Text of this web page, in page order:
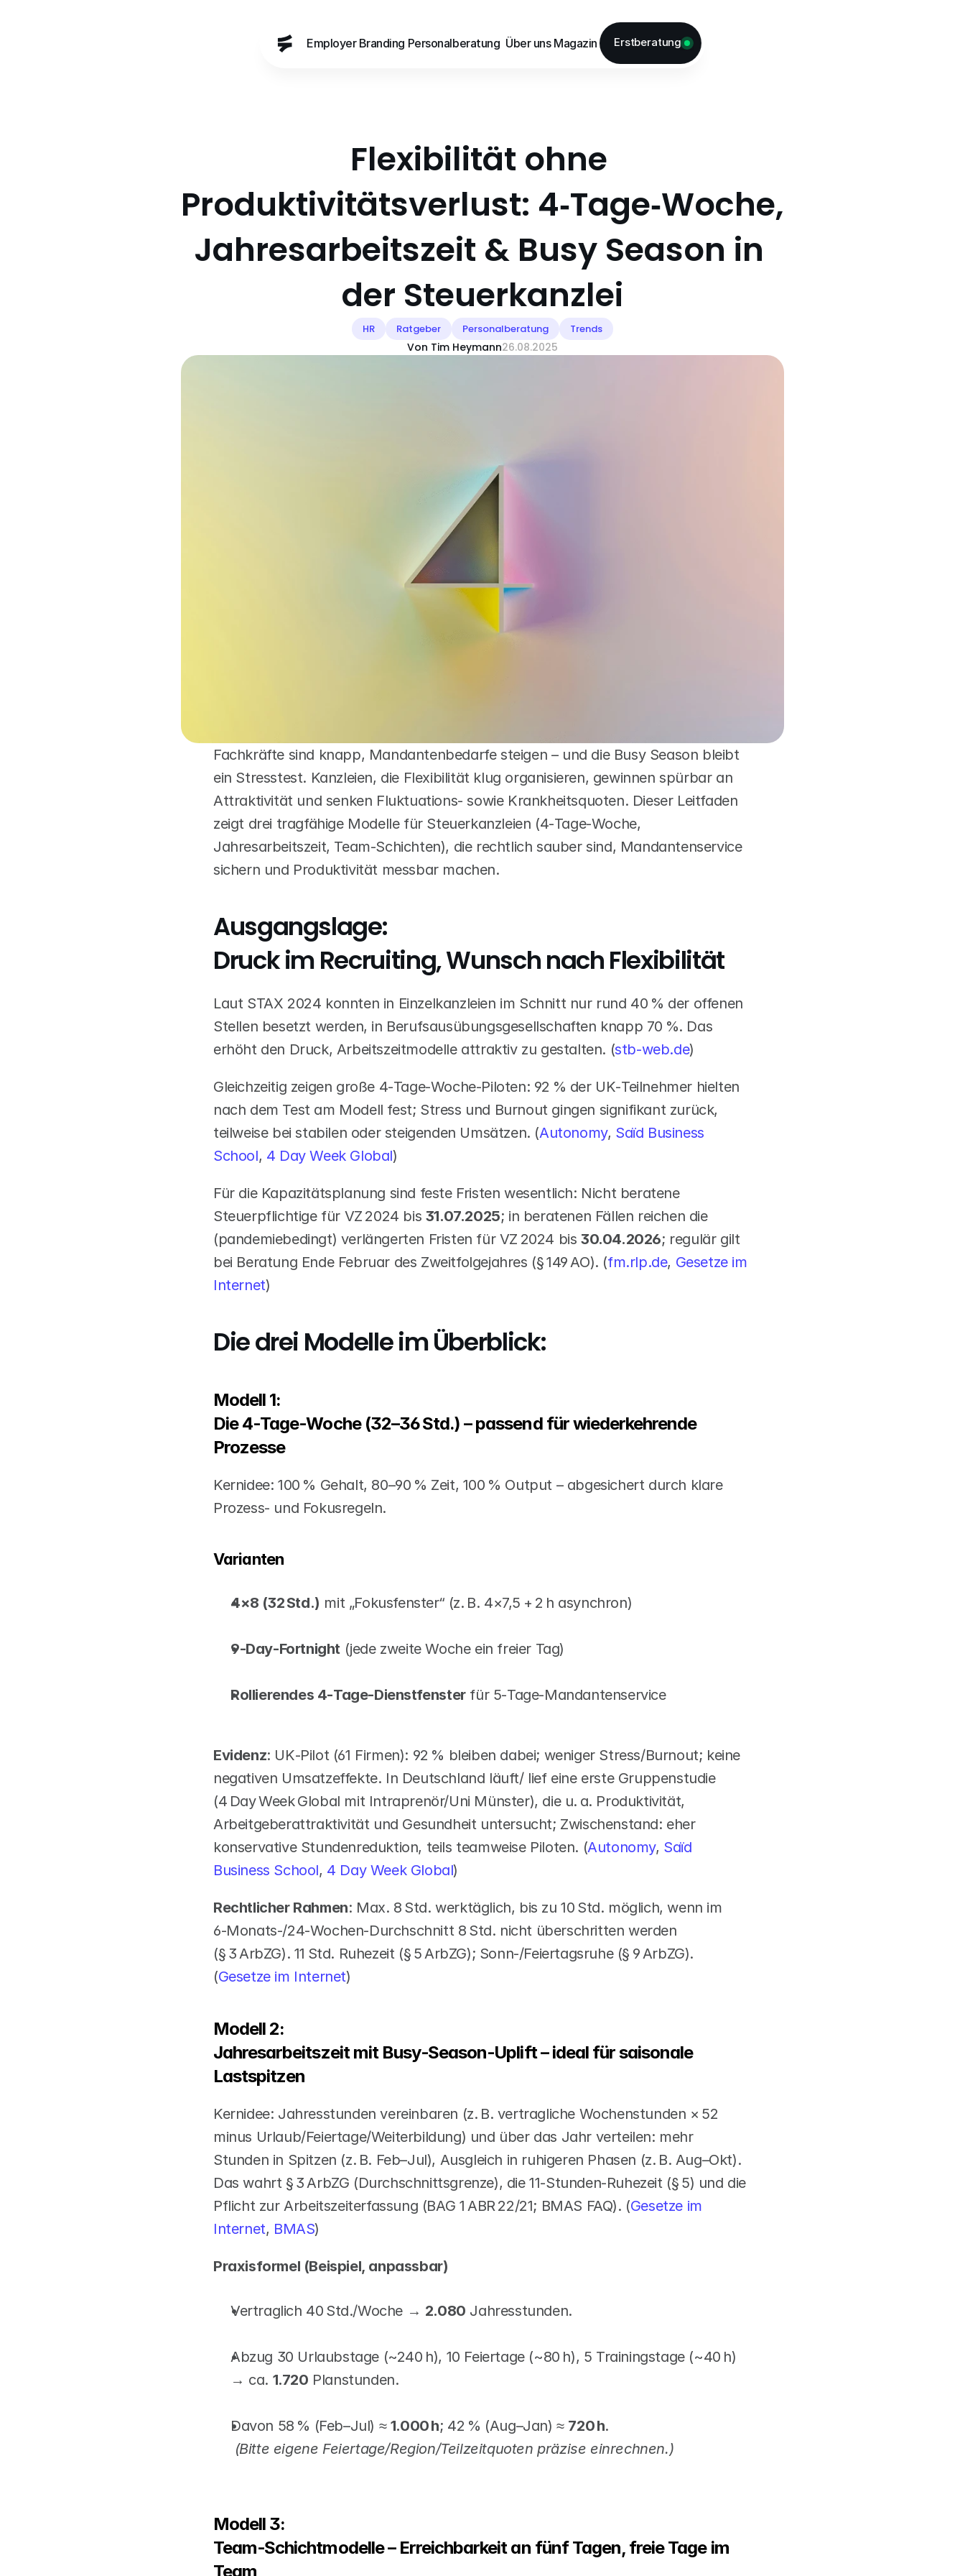
Employer Branding Personalberatung Über uns Magazin
Erstberatung
Flexibilität ohne
Produktivitätsverlust: 4‑Tage‑Woche,
Jahresarbeitszeit & Busy Season in
der Steuerkanzlei
HR Ratgeber Personalberatung Trends
Von Tim Heymann26.08.2025
Fachkräfte sind knapp, Mandantenbedarfe steigen – und die Busy Season bleibt
ein Stresstest. Kanzleien, die Flexibilität klug organisieren, gewinnen spürbar an
Attraktivität und senken Fluktuations- sowie Krankheitsquoten. Dieser Leitfaden
zeigt drei tragfähige Modelle für Steuerkanzleien (4‑Tage‑Woche,
Jahresarbeitszeit, Team‑Schichten), die rechtlich sauber sind, Mandantenservice
sichern und Produktivität messbar machen.
Ausgangslage:
Druck im Recruiting, Wunsch nach Flexibilität
Laut STAX 2024 konnten in Einzelkanzleien im Schnitt nur rund 40 % der offenen
Stellen besetzt werden, in Berufsausübungsgesellschaften knapp 70 %. Das
erhöht den Druck, Arbeitszeitmodelle attraktiv zu gestalten. (stb-web.de)
Gleichzeitig zeigen große 4‑Tage‑Woche‑Piloten: 92 % der UK‑Teilnehmer hielten
nach dem Test am Modell fest; Stress und Burnout gingen signifikant zurück,
teilweise bei stabilen oder steigenden Umsätzen. (Autonomy, Saïd Business
School, 4 Day Week Global)
Für die Kapazitätsplanung sind feste Fristen wesentlich: Nicht beratene
Steuerpflichtige für VZ 2024 bis 31.07.2025; in beratenen Fällen reichen die
(pandemiebedingt) verlängerten Fristen für VZ 2024 bis 30.04.2026; regulär gilt
bei Beratung Ende Februar des Zweitfolgejahres (§ 149 AO). (fm.rlp.de, Gesetze im
Internet)
Die drei Modelle im Überblick:
Modell 1:
Die 4‑Tage‑Woche (32–36 Std.) – passend für wiederkehrende
Prozesse
Kernidee: 100 % Gehalt, 80–90 % Zeit, 100 % Output – abgesichert durch klare
Prozess‑ und Fokusregeln.
Varianten
4×8 (32 Std.) mit „Fokusfenster“ (z. B. 4×7,5 + 2 h asynchron)
9‑Day‑Fortnight (jede zweite Woche ein freier Tag)
Rollierendes 4‑Tage‑Dienstfenster für 5‑Tage‑Mandantenservice
Evidenz: UK‑Pilot (61 Firmen): 92 % bleiben dabei; weniger Stress/Burnout; keine
negativen Umsatzeffekte. In Deutschland läuft/ lief eine erste Gruppenstudie
(4 Day Week Global mit Intraprenör/Uni Münster), die u. a. Produktivität,
Arbeitgeberattraktivität und Gesundheit untersucht; Zwischenstand: eher
konservative Stundenreduktion, teils teamweise Piloten. (Autonomy, Saïd
Business School, 4 Day Week Global)
Rechtlicher Rahmen: Max. 8 Std. werktäglich, bis zu 10 Std. möglich, wenn im
6‑Monats-/24‑Wochen‑Durchschnitt 8 Std. nicht überschritten werden
(§ 3 ArbZG). 11 Std. Ruhezeit (§ 5 ArbZG); Sonn‑/Feiertagsruhe (§ 9 ArbZG).
(Gesetze im Internet)
Modell 2:
Jahresarbeitszeit mit Busy‑Season‑Uplift – ideal für saisonale
Lastspitzen
Kernidee: Jahresstunden vereinbaren (z. B. vertragliche Wochenstunden × 52
minus Urlaub/Feiertage/Weiterbildung) und über das Jahr verteilen: mehr
Stunden in Spitzen (z. B. Feb–Jul), Ausgleich in ruhigeren Phasen (z. B. Aug–Okt).
Das wahrt § 3 ArbZG (Durchschnittsgrenze), die 11‑Stunden‑Ruhezeit (§ 5) und die
Pflicht zur Arbeitszeiterfassung (BAG 1 ABR 22/21; BMAS FAQ). (Gesetze im
Internet, BMAS)
Praxisformel (Beispiel, anpassbar)
Vertraglich 40 Std./Woche → 2.080 Jahresstunden.
Abzug 30 Urlaubstage (~240 h), 10 Feiertage (~80 h), 5 Trainingstage (~40 h)
→ ca. 1.720 Planstunden.
Davon 58 % (Feb–Jul) ≈ 1.000 h; 42 % (Aug–Jan) ≈ 720 h.
(Bitte eigene Feiertage/Region/Teilzeitquoten präzise einrechnen.)
Modell 3:
Team‑Schichtmodelle – Erreichbarkeit an fünf Tagen, freie Tage im
Team